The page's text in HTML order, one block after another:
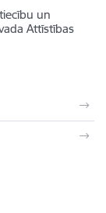
un
Attīstības